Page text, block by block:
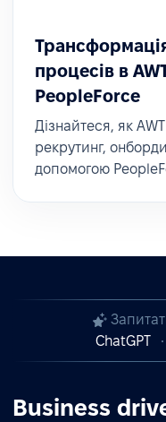
Трансформація
процесів в
PeopleForce
Дізнайтеся, як
рекрутинг,
допомогою
ChatGPT
Business